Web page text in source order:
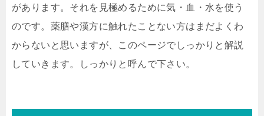
があります。それを見極めるために気・血・水を使う
のです。薬膳や漢方に触れたことない方はまだよくわ
からないと思いますが、このページでしっかりと解説
していきます。しっかりと呼んで下さい。